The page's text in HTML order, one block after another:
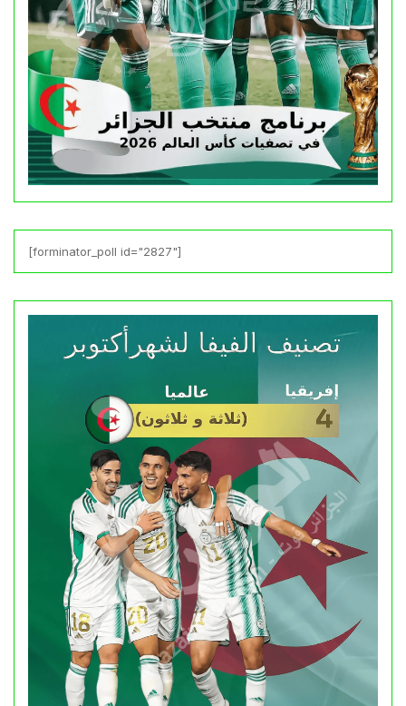
[forminator_poll id="2827"]